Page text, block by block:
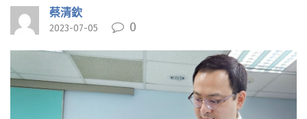
蔡清欽
2023-07-05 0